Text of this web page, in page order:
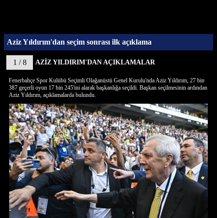
Aziz Yıldırım'dan seçim sonrası ilk açıklama
1 / 8 AZİZ YILDIRIM'DAN AÇIKLAMALAR
Fenerbahçe Spor Kulübü Seçimli Olağanüstü Genel Kurulu'nda Aziz Yıldırım, 27 bin
387 geçerli oyun 17 bin 245'ini alarak başkanlığa seçildi. Başkan seçilmesinin ardından
Aziz Yıldırım, açıklamalarda bulundu.